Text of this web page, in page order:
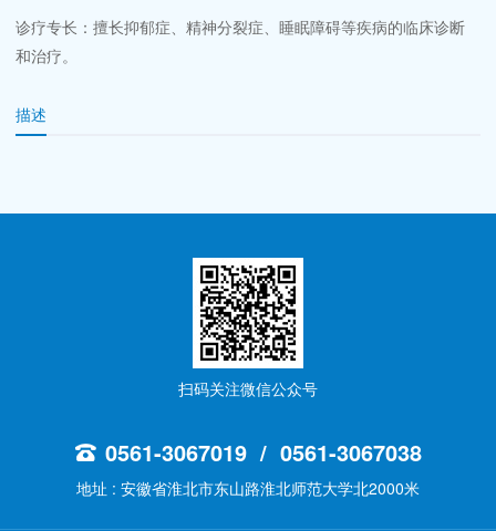
诊疗专长：擅长抑郁症、精神分裂症、睡眠障碍等疾病的临床诊断
和治疗。
描述
扫码关注微信公众号
0561-3067019 / 0561-3067038
地址 : 安徽省淮北市东山路淮北师范大学北2000米